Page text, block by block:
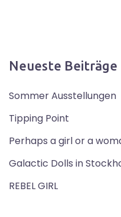
Neueste Beiträge
Sommer Ausstellungen
Tipping Point
Perhaps a girl or a
Galactic Dolls in
REBEL GIRL